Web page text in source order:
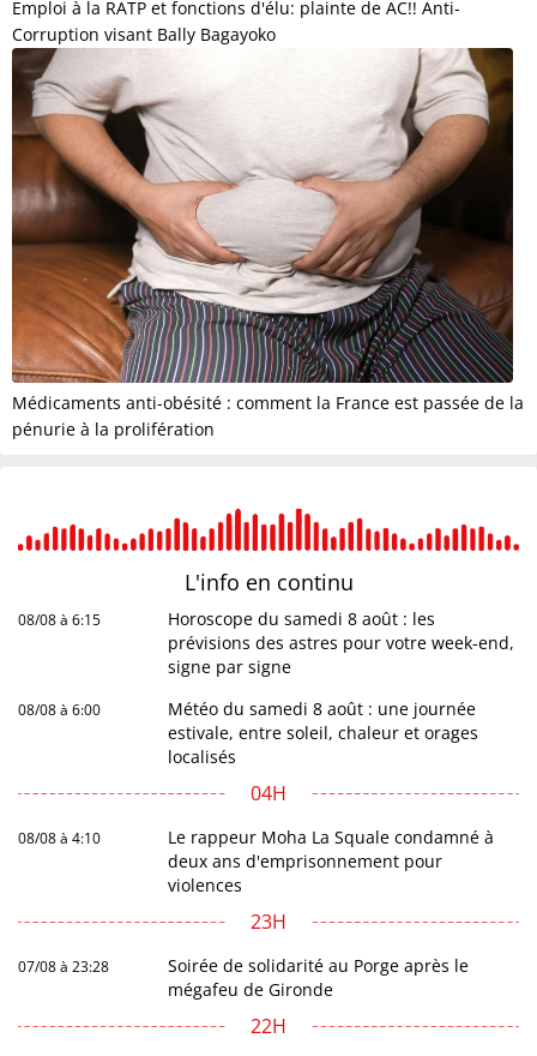
Emploi à la RATP et fonctions d'élu: plainte de AC!! Anti-
Corruption visant Bally Bagayoko
Médicaments anti-obésité : comment la France est passée de la
pénurie à la prolifération
L'info en continu
08/08 à 6:15
Horoscope du samedi 8 août : les
prévisions des astres pour votre week-end,
signe par signe
08/08 à 6:00
Météo du samedi 8 août : une journée
estivale, entre soleil, chaleur et orages
localisés
04H
08/08 à 4:10
Le rappeur Moha La Squale condamné à
deux ans d'emprisonnement pour
violences
23H
07/08 à 23:28
Soirée de solidarité au Porge après le
mégafeu de Gironde
22H